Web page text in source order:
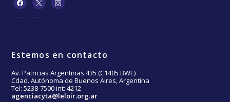
Estemos en contacto
Av. Patricias Argentinas 435 (C1405 BWE)
Cdad. Autónoma de Buenos Aires, Argentina
Tel: 5238-7500 int: 4212
agenciacyta@leloir.org.ar